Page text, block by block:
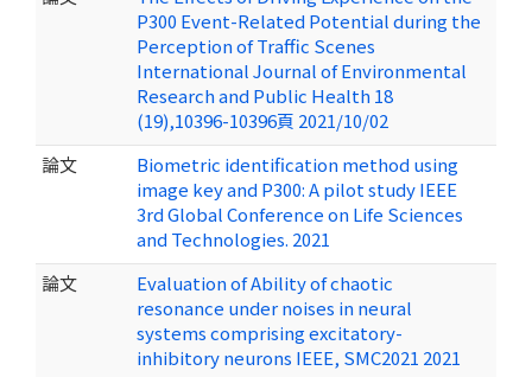
P300 Event-Related Potential during the
Perception of Traffic Scenes
International Journal of Environmental
Research and Public Health 18
(19),10396-10396頁 2021/10/02
論文
Biometric identification method using
image key and P300: A pilot study IEEE
3rd Global Conference on Life Sciences
and Technologies. 2021
論文
Evaluation of Ability of chaotic
resonance under noises in neural
systems comprising excitatory-
inhibitory neurons IEEE, SMC2021 2021